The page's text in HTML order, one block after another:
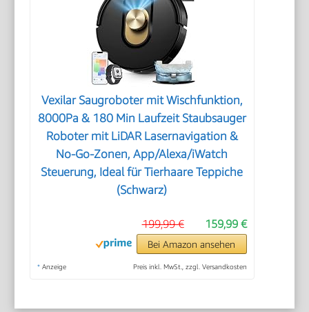
Vexilar Saugroboter mit Wischfunktion,
8000Pa & 180 Min Laufzeit Staubsauger
Roboter mit LiDAR Lasernavigation &
No-Go-Zonen, App/Alexa/iWatch
Steuerung, Ideal für Tierhaare Teppiche
(Schwarz)
159,99 €
199,99 €
Bei Amazon ansehen
* Anzeige Preis inkl. MwSt., zzgl. Versandkosten